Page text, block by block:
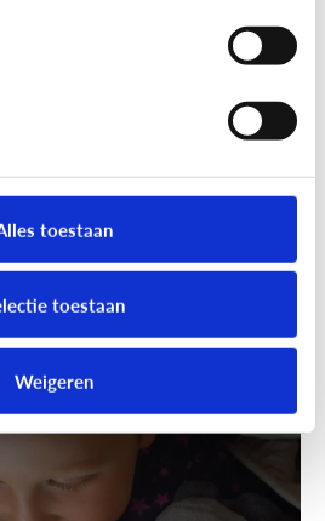
toestaan
toestaan
Weigeren
met een educatieve